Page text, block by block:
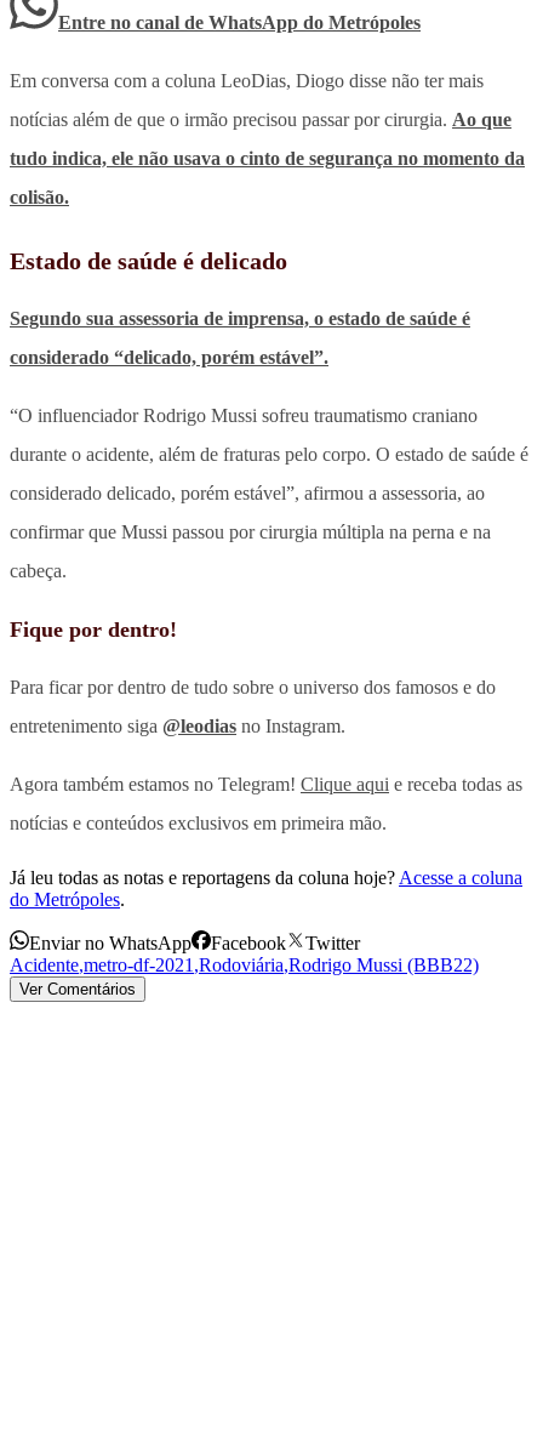
Entre no canal de WhatsApp do Metrópoles
Em conversa com a coluna LeoDias, Diogo disse não ter mais
notícias além de que o irmão precisou passar por cirurgia. Ao que
tudo indica, ele não usava o cinto de segurança no momento da
colisão.
Estado de saúde é delicado
Segundo sua assessoria de imprensa, o estado de saúde é
considerado “delicado, porém estável”.
“O influenciador Rodrigo Mussi sofreu traumatismo craniano
durante o acidente, além de fraturas pelo corpo. O estado de saúde é
considerado delicado, porém estável”, afirmou a assessoria, ao
confirmar que Mussi passou por cirurgia múltipla na perna e na
cabeça.
Fique por dentro!
Para ficar por dentro de tudo sobre o universo dos famosos e do
entretenimento siga @leodias no Instagram.
Agora também estamos no Telegram! Clique aqui e receba todas as
notícias e conteúdos exclusivos em primeira mão.
Já leu todas as notas e reportagens da coluna hoje? Acesse a coluna
do Metrópoles.
Enviar no WhatsApp Facebook
Twitter
Acidente,metro-df-2021 ,Rodoviária,Rodrigo Mussi (BBB22)
Ver Comentários